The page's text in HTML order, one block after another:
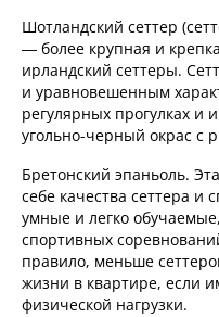
Шотландский сеттер
— более крупная и
ирландский сеттеры.
и уравновешенным
регулярных прогулках и
угольно-черный окрас с
Бретонский эпаньоль.
себе качества сеттера
умные и легко
спортивных
правило, меньше
жизни в квартире, если
физической нагрузки.